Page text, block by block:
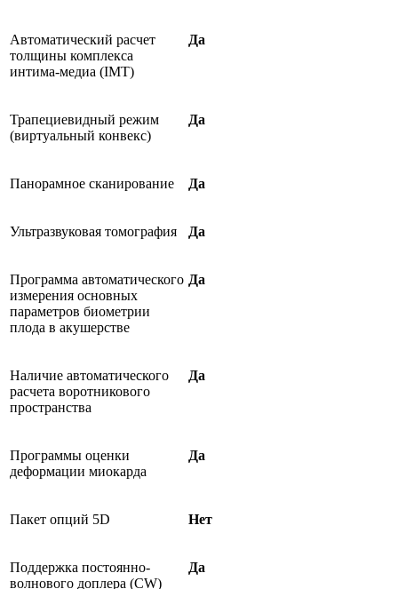
Автоматический расчет
толщины комплекса
интима-медиа (IMT)
Да
Трапециевидный режим
(виртуальный конвекс)
Да
Панорамное сканирование Да
Ультразвуковая томография Да
Программа автоматического
измерения основных
параметров биометрии
плода в акушерстве
Да
Наличие автоматического
расчета воротникового
пространства
Да
Программы оценки
деформации миокарда
Да
Пакет опций 5D Нет
Поддержка постоянно-
волнового доплера (CW)
Да